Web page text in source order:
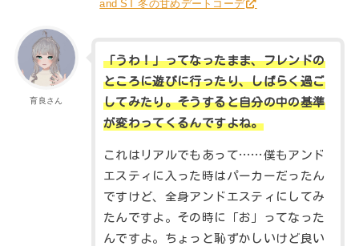
and ST 冬の甘めデートコーデ
育良さん
「うわ！」ってなったまま、フレンドの
ところに遊びに行ったり、しばらく過ご
してみたり。そうすると自分の中の基準
が変わってくるんですよね。
これはリアルでもあって……僕もアンド
エスティに入った時はパーカーだったん
ですけど、全身アンドエスティにしてみ
たんですよ。その時に「お」ってなった
んですよ。ちょっと恥ずかしいけど良い